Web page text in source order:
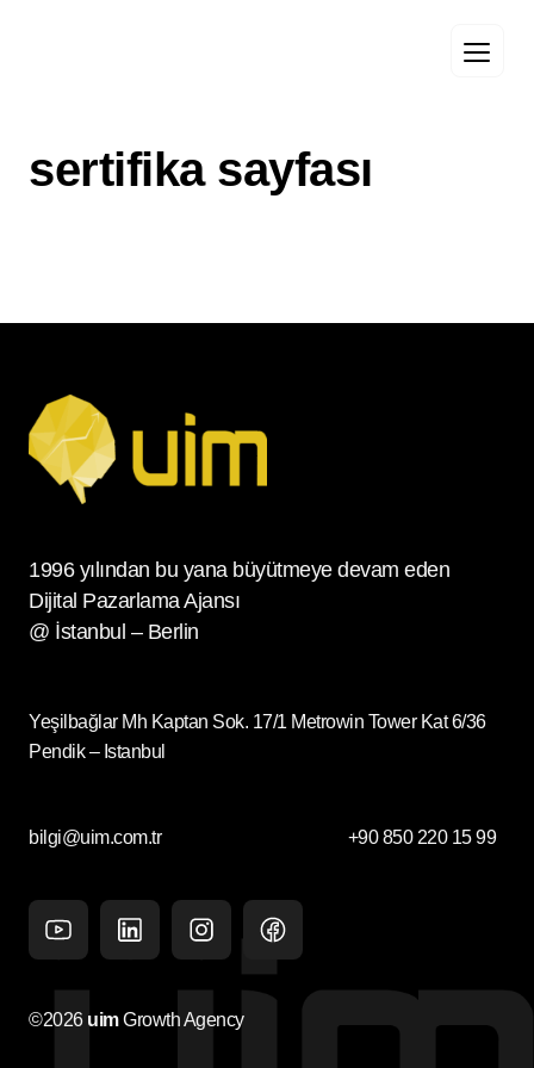
sertifika sayfası
1996 yılından bu yana büyütmeye devam eden
Dijital Pazarlama Ajansı
@ İstanbul – Berlin
Yeşilbağlar Mh Kaptan Sok. 17/1 Metrowin Tower Kat 6/36
Pendik – Istanbul
bilgi@uim.com.tr +90 850 220 15 99
©2026 uimGrowth Agency